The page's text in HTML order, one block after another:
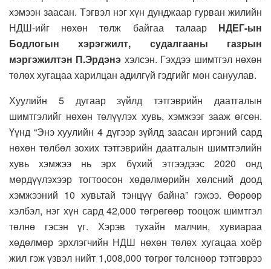
хэмээн заасан. Тэгвэл нэг хүн дунджаар гурван жилийн
НДШ-ийг нөхөн төлж байгаа талаар НДЕГ-ын
Бодлогын хэрэгжилт, судалгааны газрын
мэргэжилтэн П.Эрдэнэ хэлсэн. Гэхдээ шимтгэл нөхөн
төлөх хугацаа харилцан адилгүй гэдгийг мөн сануулав.
Хуулийн 5 дугаар зүйлд тэтгэврийн даатгалын
шимтгэлийг нөхөн төлүүлэх хувь, хэмжээг зааж өгсөн.
Үүнд “Энэ хуулийн 4 дүгээр зүйлд заасан иргэний сард
нөхөн төлбөл зохих тэтгэврийн даатгалын шимтгэлийн
хувь хэмжээ нь эрх бүхий этгээдээс 2020 онд
мөрдүүлэхээр тогтоосон хөдөлмөрийн хөлсний доод
хэмжээний 10 хувьтай тэнцүү байна” гэжээ. Өөрөөр
хэлбэл, нэг хүн сард 42,000 төгрөгөөр тооцож шимтгэл
төлнө гэсэн үг. Хэрэв тухайн малчин, хувиараа
хөдөлмөр эрхлэгчийн НДШ нөхөн төлөх хугацаа хоёр
жил гэж үзвэл нийт 1,008,000 төгрөг төлснөөр тэтгэврээ